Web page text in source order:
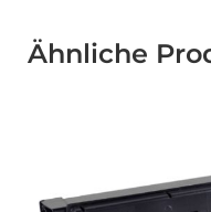
Ähnliche